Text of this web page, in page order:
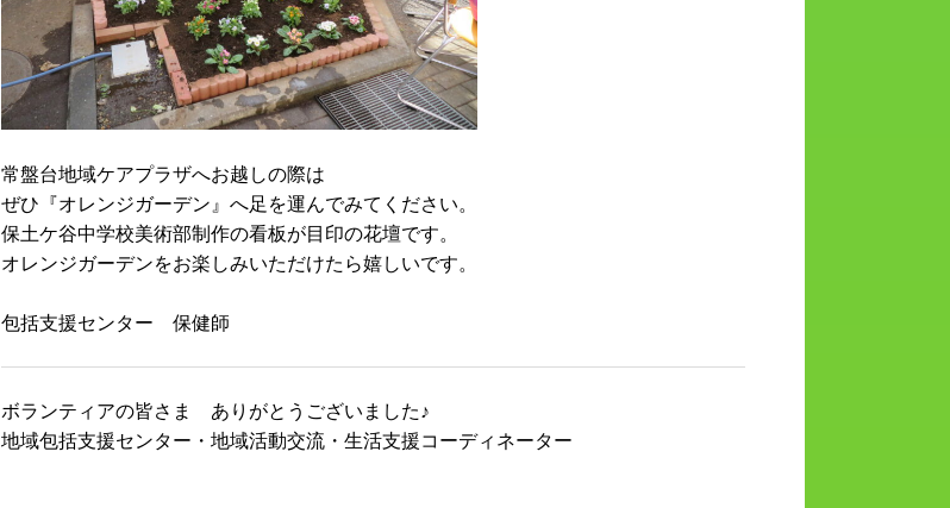
常盤台地域ケアプラザへお越しの際は
ぜひ『オレンジガーデン』へ足を運んでみてください。
保土ケ谷中学校美術部制作の看板が目印の花壇です。
オレンジガーデンをお楽しみいただけたら嬉しいです。
包括支援センター 保健師
ボランティアの皆さま ありがとうございました♪
地域包括支援センター・地域活動交流・生活支援コーディネーター